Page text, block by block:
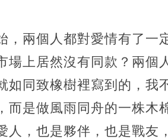
，兩個人都對愛情有了一
場上居然沒有同款？兩個
如同致橡樹裡寫到的，我
而是做風雨同舟的一株木
人，也是夥伴，也是戰友